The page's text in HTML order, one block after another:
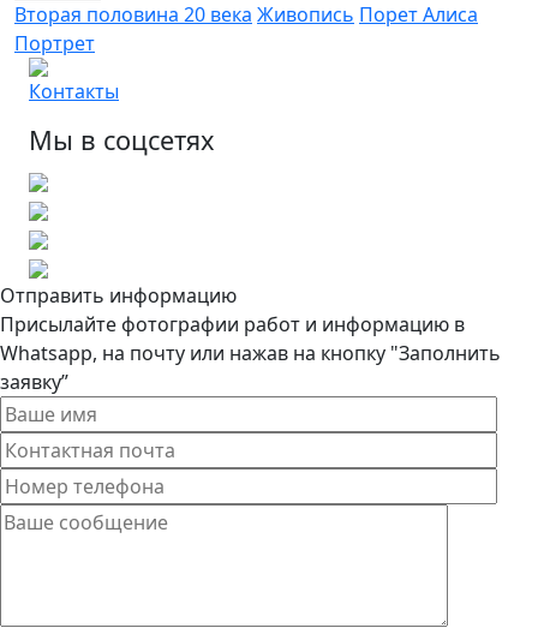
Вторая половина 20 века Живопись Порет Алиса
Портрет
Контакты
Мы в соцсетях
Отправить информацию
Присылайте фотографии работ и информацию в
Whatsapp, на почту или нажав на кнопку "Заполнить
заявку”